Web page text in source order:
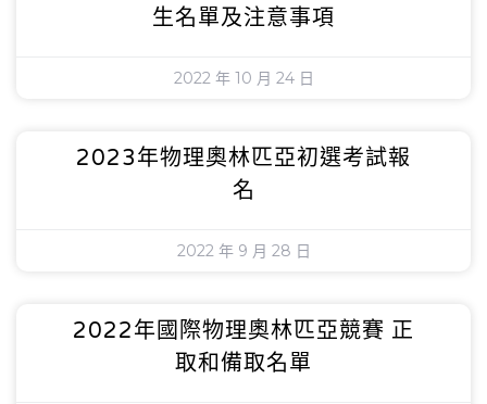
生名單及注意事項
2022 年 10 月 24 日
2023年物理奧林匹亞初選考試報
名
2022 年 9 月 28 日
2022年國際物理奧林匹亞競賽 正
取和備取名單